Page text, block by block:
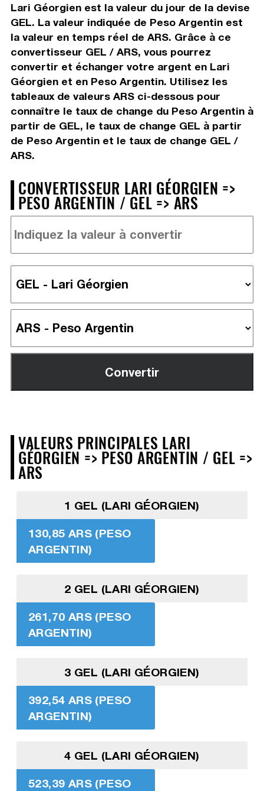
Lari Géorgien est la valeur du jour de la devise
GEL. La valeur indiquée de Peso Argentin est
la valeur en temps réel de ARS. Grâce à ce
convertisseur GEL / ARS, vous pourrez
convertir et échanger votre argent en Lari
Géorgien et en Peso Argentin. Utilisez les
tableaux de valeurs ARS ci-dessous pour
connaître le taux de change du Peso Argentin à
partir de GEL, le taux de change GEL à partir
de Peso Argentin et le taux de change GEL /
ARS.
CONVERTISSEUR LARI GÉORGIEN =>
PESO ARGENTIN / GEL => ARS
VALEURS PRINCIPALES LARI
GÉORGIEN => PESO ARGENTIN / GEL =>
ARS
1 GEL (LARI GÉORGIEN)
130,85 ARS (PESO
ARGENTIN)
2 GEL (LARI GÉORGIEN)
261,70 ARS (PESO
ARGENTIN)
3 GEL (LARI GÉORGIEN)
392,54 ARS (PESO
ARGENTIN)
4 GEL (LARI GÉORGIEN)
523,39 ARS (PESO